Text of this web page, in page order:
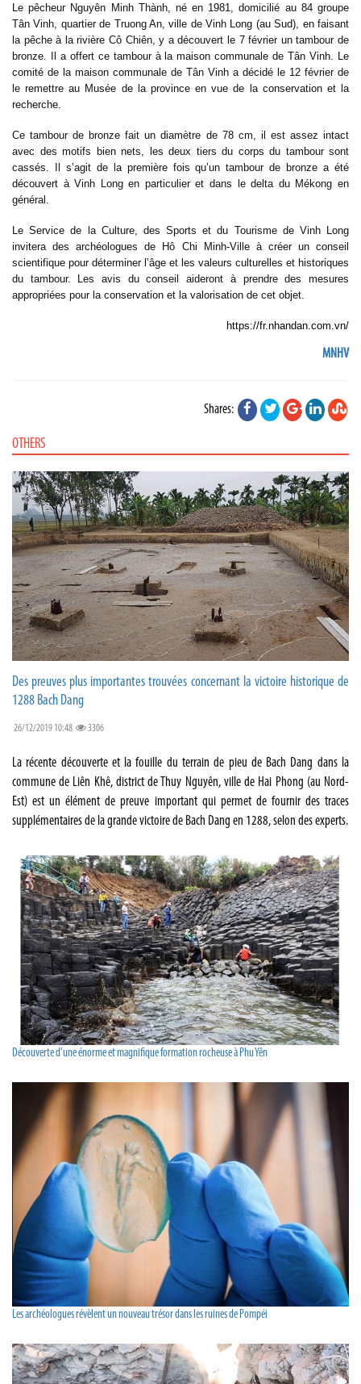
Le pêcheur Nguyên Minh Thành, né en 1981, domicilié au 84 groupe
Tân Vinh, quartier de Truong An, ville de Vinh Long (au Sud), en faisant
la pêche à la rivière Cô Chiên, y a découvert le 7 février un tambour de
bronze. Il a offert ce tambour à la maison communale de Tân Vinh. Le
comité de la maison communale de Tân Vinh a décidé le 12 février de
le remettre au Musée de la province en vue de la conservation et la
recherche.
Ce tambour de bronze fait un diamètre de 78 cm, il est assez intact
avec des motifs bien nets, les deux tiers du corps du tambour sont
cassés. Il s’agit de la première fois qu’un tambour de bronze a été
découvert à Vinh Long en particulier et dans le delta du Mékong en
général.
Le Service de la Culture, des Sports et du Tourisme de Vinh Long
invitera des archéologues de Hô Chi Minh-Ville à créer un conseil
scientifique pour déterminer l’âge et les valeurs culturelles et historiques
du tambour. Les avis du conseil aideront à prendre des mesures
appropriées pour la conservation et la valorisation de cet objet.
https://fr.nhandan.com.vn/
MNHV
Shares:
OTHERS
Des preuves plus importantes trouvées concernant la victoire historique de
1288 Bach Dang
26/12/2019 10:48 3306
La récente découverte et la fouille du terrain de pieu de Bach Dang dans la
commune de Liên Khê, district de Thuy Nguyên, ville de Hai Phong (au Nord-
Est) est un élément de preuve important qui permet de fournir des traces
supplémentaires de la grande victoire de Bach Dang en 1288, selon des experts.
Découverte d’une énorme et magnifique formation rocheuse à Phu Yên
Les archéologues révèlent un nouveau trésor dans les ruines de Pompéi